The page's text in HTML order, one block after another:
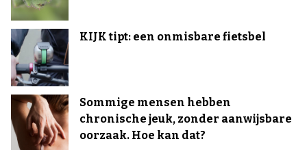
KIJK tipt: een onmisbare fietsbel
Sommige mensen hebben
chronische jeuk, zonder aanwijsbare
oorzaak. Hoe kan dat?